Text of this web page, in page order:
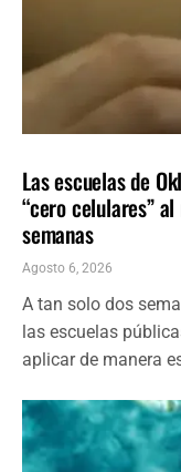
Las escuelas de
“cero celulares”
semanas
Agosto 6, 2026
A tan solo dos
las escuelas
aplicar de manera